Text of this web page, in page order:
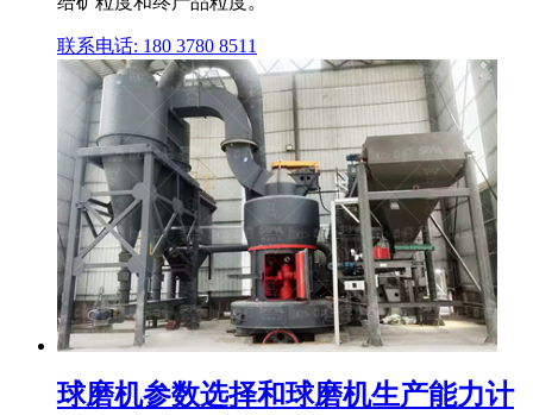
联系电话: 180 3780 8511
球磨机参数选择和球磨机生产能力计